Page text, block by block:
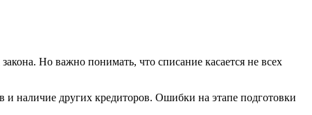
Но важно понимать, что списание касается не всех
и наличие других кредиторов. Ошибки на этапе подготовки